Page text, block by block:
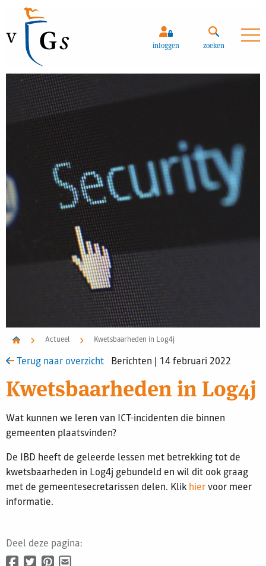
inloggen zoekenZoeken
Actueel Kwetsbaarheden in Log4j
Terug naar overzicht Berichten | 14 februari 2022
Kwetsbaarheden in Log4j
Wat kunnen we leren van ICT-incidenten die binnen
gemeenten plaatsvinden?
De IBD heeft de geleerde lessen met betrekking tot de
kwetsbaarheden in Log4j gebundeld en wil dit ook graag
met de gemeentesecretarissen delen. Klikhiervoor meer
informatie.
Deel deze pagina: